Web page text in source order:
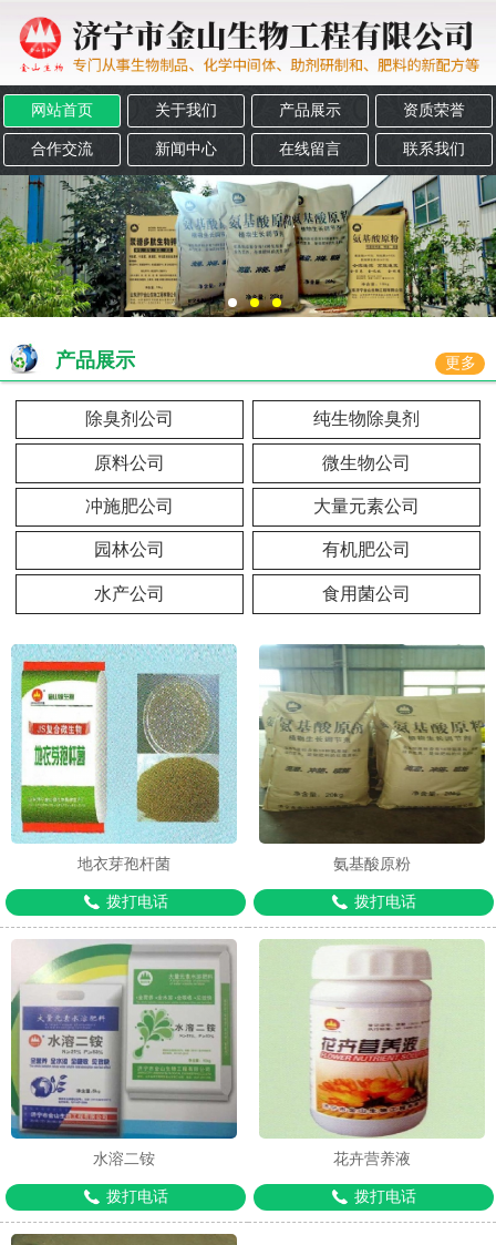
网站首页 关于我们 产品展示 资质荣誉
合作交流 新闻中心 在线留言 联系我们
1
产品展示 更多
除臭剂公司 纯生物除臭剂
原料公司 微生物公司
冲施肥公司 大量元素公司
园林公司 有机肥公司
水产公司 食用菌公司
地衣芽孢杆菌
拨打电话
氨基酸原粉
拨打电话
水溶二铵
拨打电话
花卉营养液
拨打电话